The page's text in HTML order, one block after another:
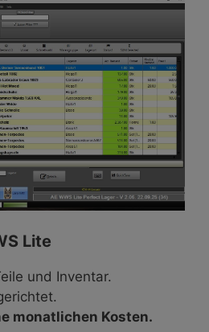
Lite
und Inventar.
monatlichen Kosten.